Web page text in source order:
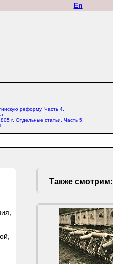
En
реформу. Часть 4.
г. Отдельные статьи. Часть 5.
Также смотрим: